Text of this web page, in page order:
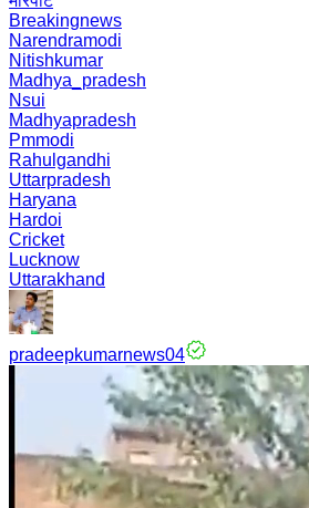
Breakingnews
Narendramodi
Nitishkumar
Madhya_pradesh
Nsui
Madhyapradesh
Pmmodi
Rahulgandhi
Uttarpradesh
Haryana
Hardoi
Cricket
Lucknow
Uttarakhand
pradeepkumarnews04